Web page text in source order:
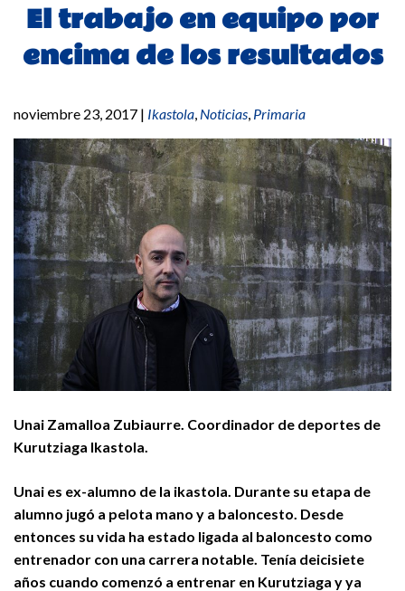
El trabajo en equipo por
encima de los resultados
noviembre 23, 2017 | Ikastola, Noticias, Primaria
Unai Zamalloa Zubiaurre. Coordinador de deportes de
Kurutziaga Ikastola.
Unai es ex-alumno de la ikastola. Durante su etapa de
alumno jugó a pelota mano y a baloncesto. Desde
entonces su vida ha estado ligada al baloncesto como
entrenador con una carrera notable. Tenía deicisiete
años cuando comenzó a entrenar en Kurutziaga y ya